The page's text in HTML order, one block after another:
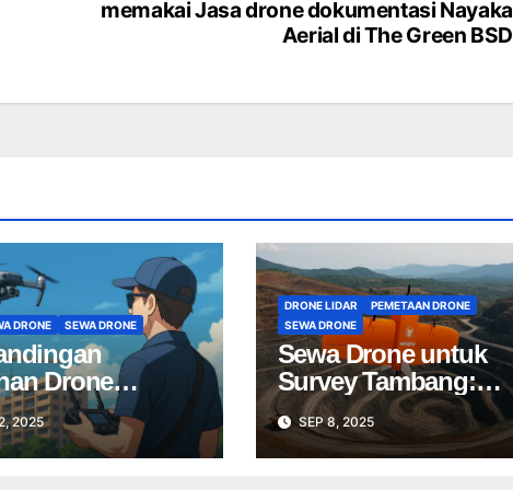
memakai Jasa drone dokumentasi Nayaka
Aerial di The Green BSD
DRONE SEWA DRONE
Drone
Pilih Jasa
Terbaik untuk
Anda
2025
DRONE LIDAR
PEMETAAN DRONE
SEWA DRONE
Sewa Drone untuk
Survey Tambang:
Mapping Tambang
Profesional Lebih
Cepat & Akurat
SEP 8, 2025